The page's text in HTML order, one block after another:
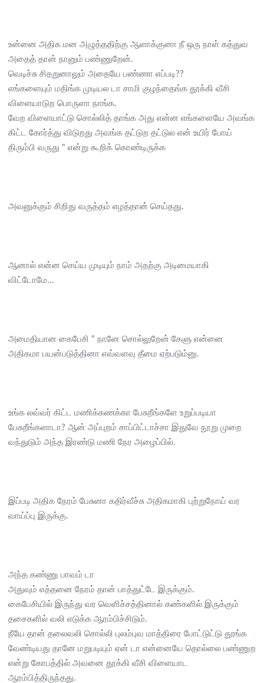
உன்னை அதிக மன அழுத்ததிற்கு ஆளாக்குனா நீ ஒரு நாள் கத்துவ
அதைத் தான் நானும் பண்ணுறேன்.
வெடிச்சு சிதறுனாலும் அதையே பண்ணா எப்படி??
எங்களையும் மதிங்க முடியல டா சாமி குழந்தைங்க தூக்கி வீசி
விளையாடுற பொருளா நாங்க.
வேற விளையாட்டு சொல்லித் தாங்க அது என்ன எங்களையே அவங்க
கிட்ட கோர்த்து விடுறது அவங்க தட்டுற தட்டுல என் உயிர் போய்
திரும்பி வருது " என்று கூறிக் கொண்டிருக்க
அவனுக்கும் சிறிது வருத்தம் எழத்தான் செய்தது.
ஆனால் என்ன செய்ய முடியும் நாம் அதற்கு அடிமையாகி
விட்டோமே...
அமைதியான கைபேசி " நானே சொல்லுறேன் கேளு என்னை
அதிகமா பயன்படுத்தினா எவ்வளவு தீமை ஏற்படும்னு.
உங்க லவ்வர் கிட்ட மணிக்கணக்கா பேசுறீங்களே உறுப்படியா
பேசுறீங்களாடா? ஆன் அப்புறம் சாப்பிட்டாச்சா இதுவே நூறு முறை
வந்துடும் அந்த இரண்டு மணி நேர அழைப்பில்.
இப்படி அதிக நேரம் பேசுனா கதிர்வீச்சு அதிகமாகி புற்றுநோய் வர
வாய்ப்பு இருக்கு.
அந்த கண்ணு பாவம் டா
அதுவும் எத்தனை நேரம் தான் பாத்துட்டே இருக்கும்.
கைபேசியில் இருந்து வர வெளிச்சத்தினால் கண்களில் இருக்கும்
தசைகளில் வலி எடுக்க ஆரம்பிச்சிடும்.
நீயே தான் தலைவலி சொல்லி புலம்புவ மாத்திரை போட்டுட்டு தூங்க
வேண்டியது தானே மறுபடியும் ஏன் டா என்னையே தொல்லை பண்ணுற
என்று கோபத்தில் அவனை தூக்கி வீசி விளையாட
ஆரம்பித்திருந்தது.